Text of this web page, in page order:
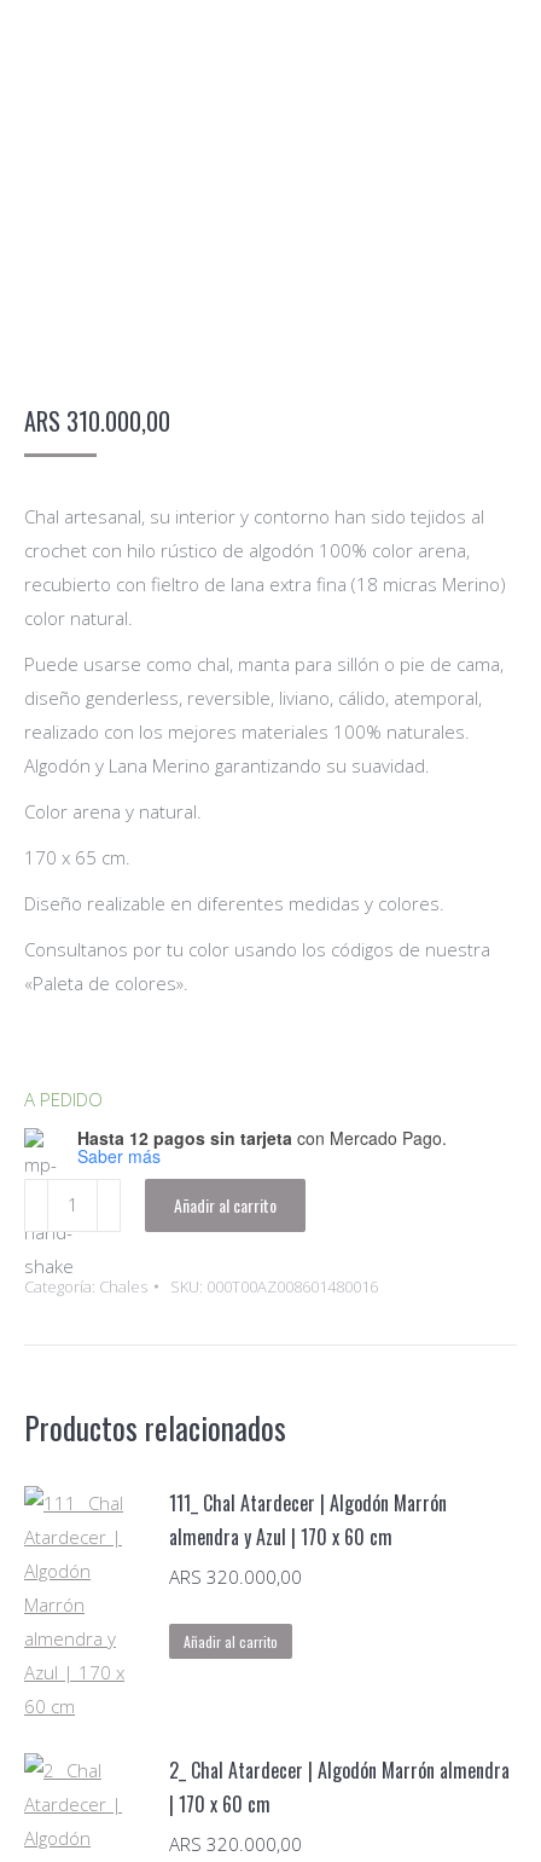
ARS 310.000,00
Chal artesanal, su interior y contorno han sido tejidos al
crochet con hilo rústico de algodón 100% color arena,
recubierto con fieltro de lana extra fina (18 micras Merino)
color natural.
Puede usarse como chal, manta para sillón o pie de cama,
diseño genderless, reversible, liviano, cálido, atemporal,
realizado con los mejores materiales 100% naturales.
Algodón y Lana Merino garantizando su suavidad.
Color arena y natural.
170 x 65 cm.
Diseño realizable en diferentes medidas y colores.
Consultanos por tu color usando los códigos de nuestra
«Paleta de colores».
A PEDIDO
Hasta 12 pagos sin tarjeta con Mercado Pago.
Saber más
Ale
|
Algodón
extra
Natural
|
170
x
65
cm
cantidad
Añadir al carrito
Categoría: Chales SKU: 000T00AZ008601480016
Productos relacionados
111_ Chal Atardecer | Algodón Marrón
almendra y Azul | 170 x 60 cm
ARS 320.000,00
Añadir al carrito
2_ Chal Atardecer | Algodón Marrón almendra
| 170 x 60 cm
ARS 320.000,00